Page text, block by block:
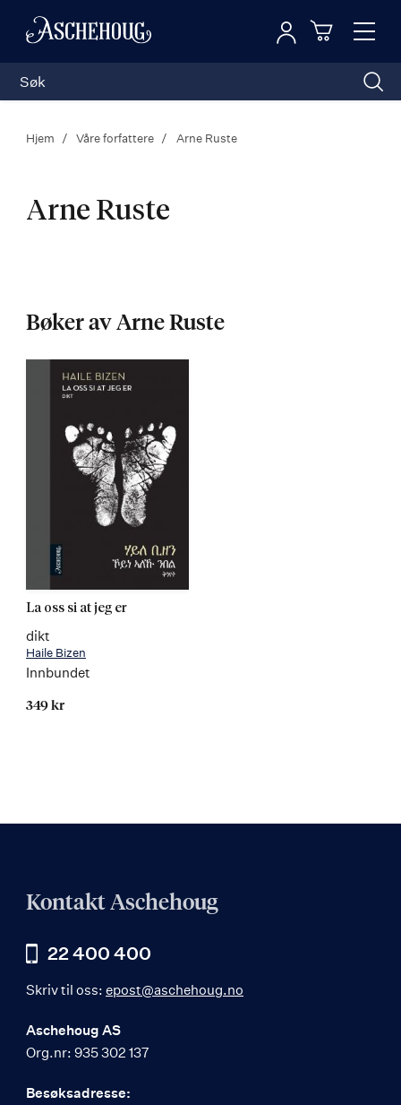
Toggle
Logg inn
Hjem Våre forfattere Arne Ruste
Arne Ruste
Bøker av Arne Ruste
La oss si at jeg er
dikt
Haile Bizen
Innbundet
349 kr
Kontakt Aschehoug
22 400 400
Skriv til oss: epost@aschehoug.no
Aschehoug AS
Org.nr: 935 302 137
Besøksadresse: